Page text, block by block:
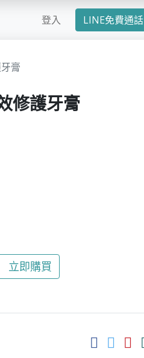
登入 LINE免費通話
膏
修護牙膏
立即購買